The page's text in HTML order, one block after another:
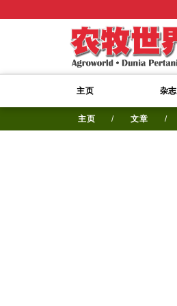
主页 杂志
主页 / 文章 /